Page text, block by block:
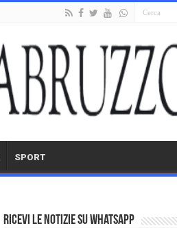
SPORT
Ricevi le notizie su Whatsapp